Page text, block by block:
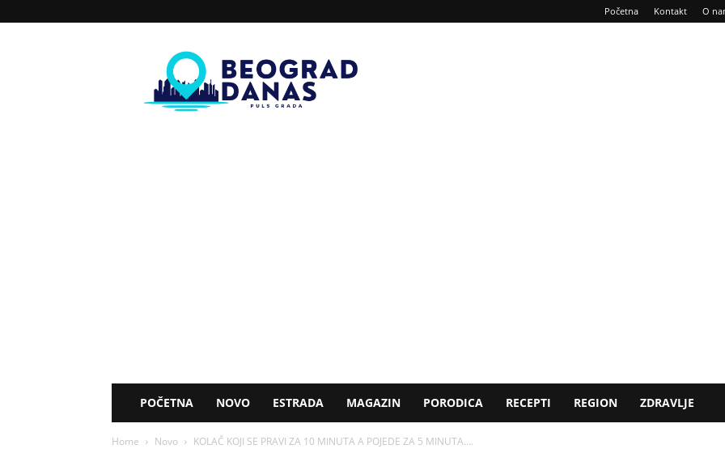
Početna Kontakt O
Beograd
Danas
POČETNA NOVO ESTRADA MAGAZIN PORODICA RECEPTI REGION ZDRAVLJE
Home Novo KOLAČ KOJI SE PRAVI ZA 10 MINUTA A POJEDE ZA 5 MINUTA….